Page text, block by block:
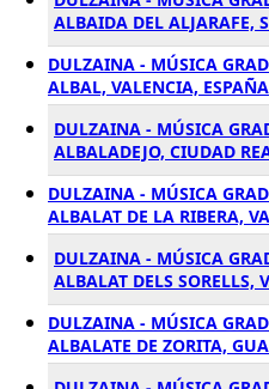
ALBAIDA DEL ALJARAFE,
DULZAINA - MÚSICA
ALBAL, VALENCIA, ESPAÑA
DULZAINA - MÚSICA
ALBALADEJO, CIUDAD
DULZAINA - MÚSICA
ALBALAT DE LA RIBERA,
DULZAINA - MÚSICA
ALBALAT DELS SORELLS,
DULZAINA - MÚSICA
ALBALATE DE ZORITA,